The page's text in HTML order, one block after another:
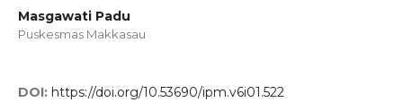
Masgawati Padu
Puskesmas Makkasau
DOI: https://doi.org/10.53690/ipm.v6i01.522